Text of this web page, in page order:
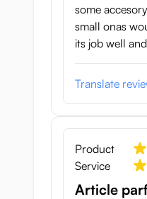
some
small onas
its job well
Translate
Product
Service
Article